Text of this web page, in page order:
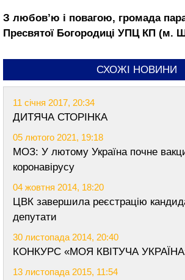
З любов’ю і повагою, громада
Пресвятої Богородиці УПЦ КП (м.
СХОЖІ НОВИНИ
11 січня 2017, 20:34
ДИТЯЧА СТОРІНКА
05 лютого 2021, 19:18
МОЗ: У лютому Україна почне
коронавірусу
04 жовтня 2014, 18:20
ЦВК завершила реєстрацію
депутати
30 листопада 2014, 20:40
КОНКУРС «МОЯ КВІТУЧА
13 листопада 2015, 11:54